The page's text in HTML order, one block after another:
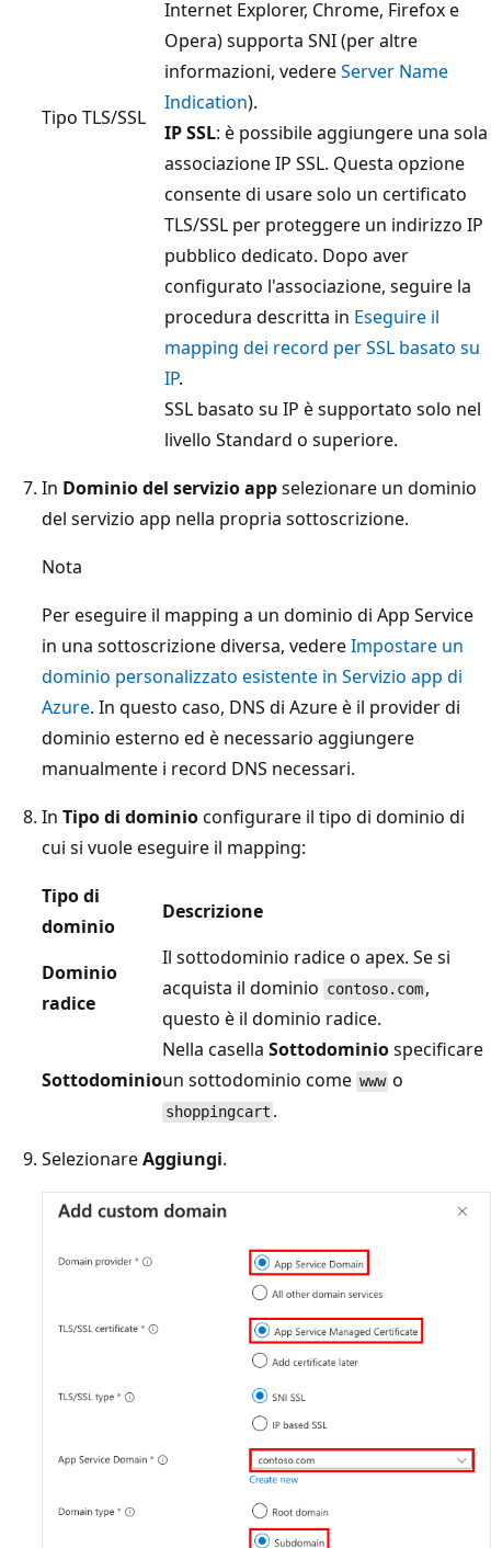
Tipo TLS/SSL
Internet Explorer, Chrome, Firefox e
Opera) supporta SNI (per altre
informazioni, vedereServer Name
Indication).
IP SSL: è possibile aggiungere una sola
associazione IP SSL. Questa opzione
consente di usare solo un certificato
TLS/SSL per proteggere un indirizzo IP
pubblico dedicato. Dopo aver
configurato l'associazione, seguire la
procedura descritta in Eseguire il
mapping dei record per SSL basato su
IP.
SSL basato su IP è supportato solo nel
livello Standard o superiore.
In Dominio del servizio appselezionare un dominio
del servizio app nella propria sottoscrizione.
Nota
Per eseguire il mapping a un dominio di App Service
in una sottoscrizione diversa, vedereImpostare un
dominio personalizzato esistente in Servizio app di
Azure. In questo caso, DNS di Azure è il provider di
dominio esterno ed è necessario aggiungere
manualmente i record DNS necessari.
In Tipo di dominioconfigurare il tipo di dominio di
cui si vuole eseguire il mapping:
Tipo di
dominio
Descrizione
Dominio
radice
Il sottodominio radice o apex. Se si
acquista il dominio contoso.com ,
questo è il dominio radice.
Sottodominio
Nella casella Sottodominiospecificare
un sottodominio come www o
shoppingcart .
SelezionareAggiungi.